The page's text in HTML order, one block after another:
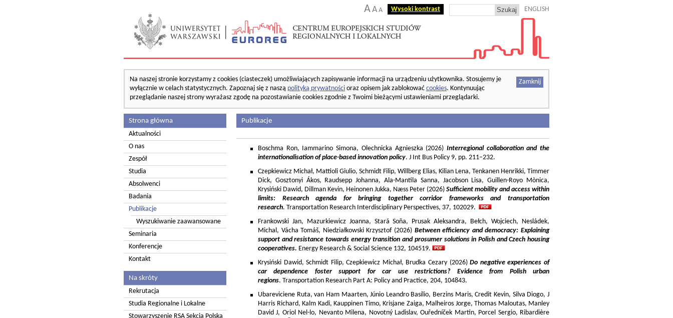
AA A Wysoki kontrast ENGLISH
Zamknij
Na naszej stronie korzystamy z cookies (ciasteczek) umożliwiających zapisywanie informacji na urządzeniu użytkownika. Stosujemy je
wyłącznie w celach statystycznych. Zapoznaj się z naszą polityką prywatności oraz opisem jak zablokować cookies. Kontynuując
przeglądanie naszej strony wyrażasz zgodę na pozostawianie cookies zgodnie z Twoimi bieżącymi ustawieniami przeglądarki.
Strona główna
Aktualności
O nas
Zespół
Studia
Absolwenci
Badania
Publikacje
Wyszukiwanie zaawansowane
Seminaria
Konferencje
Kontakt
Na skróty
Rekrutacja
Studia Regionalne i Lokalne
Stowarzyszenie RSA Sekcja Polska
Publikacje
Boschma Ron, Iammarino Simona, Olechnicka Agnieszka (2026) Interregional collaboration and the
internationalisation of place-based innovation policy. J Int Bus Policy 9, pp. 211–232.
Czepkiewicz Michał, Mattioli Giulio, Schmidt Filip, Willberg Elias, Kilian Lena, Tenkanen Henrikki, Timmer
Dick, Gosztonyi Ákos, Raudsepp Johanna, Ala-Mantila Sanna, Jacobson Lisa, Guillen-Royo Mònica,
Krysiński Dawid, Dillman Kevin, Heinonen Jukka, Næss Peter (2026) Sufficient mobility and access within
limits: Research agenda for bringing together corridor frameworks and transportation
research. Transportation Research Interdisciplinary Perspectives, 37, 102029.
Frankowski Jan, Mazurkiewicz Joanna, Stará Soňa, Prusak Aleksandra, Bełch, Wojciech, Nesládek,
Michal, Vácha Tomáš, Niedziałkowski Krzysztof (2026) Between efficiency and democracy: Explaining
support and resistance towards energy transition and prosumer solutions in Polish and Czech housing
cooperatives. Energy Research & Social Science 132, 104519.
Krysiński Dawid, Schmidt Filip, Czepkiewicz Michał, Brudka Cezary (2026)Do negative experiences of
car dependence foster support for car use restrictions? Evidence from Polish urban
regions. Transportation Research Part A: Policy and Practice, 204, 104843.
Ubareviciene Ruta, van Ham Maarten, Júnio Leandro Basílio, Berzins Maris, Credit Kevin, Silva Diogo, J
Harris Richard, Kalm Kadi, Kauppinen Timo, Krisjane Zaiga, Malheiros Jorge, Thomas Maloutas, Manley
David J, Oriol Nel-lo, Nevanto Milena, Novotný Ladislav, Ouředníček Martin, Porcel Sergio, Ribardière